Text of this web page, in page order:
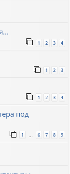
1 2 3 4
1 2 3
1 2 3 4
под
1 6 7 8 9